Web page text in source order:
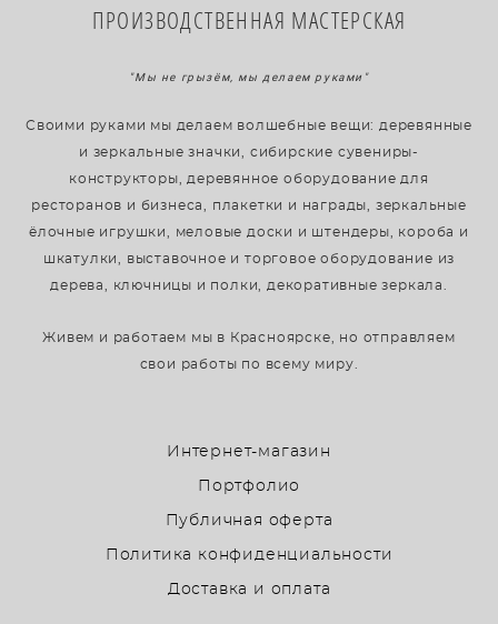
ПРОИЗВОДСТВЕННАЯ МАСТЕРСКАЯ
"Мы не грызём, мы делаем руками"
Своими руками мы делаем волшебные вещи: деревянные
и зеркальные значки, сибирские сувениры-
конструкторы, деревянное оборудование для
ресторанов и бизнеса, плакетки и награды, зеркальные
ёлочные игрушки, меловые доски и штендеры, короба и
шкатулки, выставочное и торговое оборудование из
дерева, ключницы и полки, декоративные зеркала.
Живем и работаем мы в Красноярске, но отправляем
свои работы по всему миру.
Интернет-магазин
Портфолио
Публичная оферта
Политика конфиденциальности
Доставка и оплата